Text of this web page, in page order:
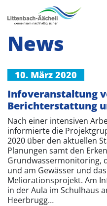
News
10. März 2020
Infoveranstaltung
Berichterstattung
Nach einer intensiven
informierte die
2020 über den aktuellen
Planungen samt den
Grundwassermonitoring,
und am Gewässer und das
Meliorationsprojekt. Am
in der Aula im Schulhaus
Heerbrugg…